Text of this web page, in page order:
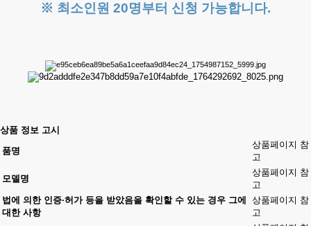
※ 최소인원 20명부터 신청 가능합니다.
상품 정보 고시
품명
상품페이지 참
고
모델명
상품페이지 참
고
법에 의한 인증·허가 등을 받았음을 확인할 수 있는 경우 그에
대한 사항
상품페이지 참
고